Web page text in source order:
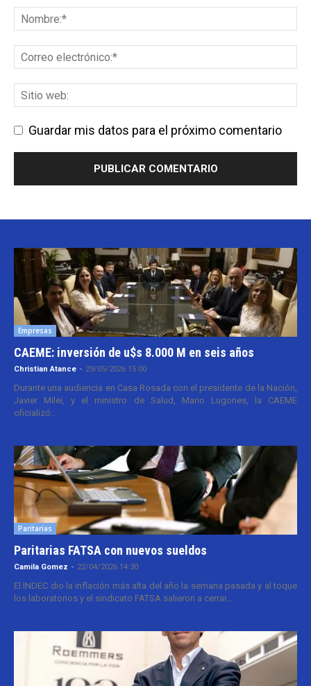
Guardar mis datos para el próximo comentario
Empresas
CAEME: inversión de u$s 8.000 M en seis años
Christian Atance - 29/05/2026 15:00
Durante una audiencia en Casa Rosada con el presidente de la Nación,
Javier Milei, y el ministro de Salud, Mario Lugones, la CAEME
oficializó...
Paritarias
Paritarias FATSA con nuevos sueldos
Camila Gomez - 22/04/2026 14:30
El INDEC dio la inflación más alta del año la semana pasada y al toque
los laboratorios y el sindicato FATSA salieron a cerrar...